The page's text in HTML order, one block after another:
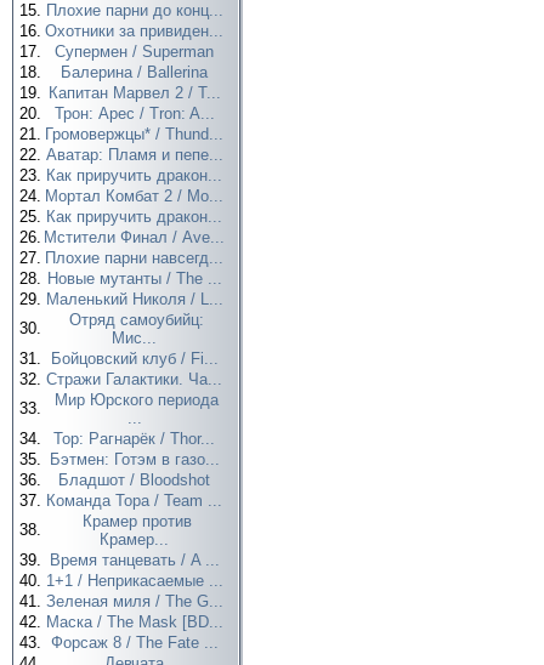
15. Плохие парни до конц...
16. Охотники за привиден...
17.
Супермен / Superman
18.
Балерина / Ballerina
19. Капитан Марвел 2 / T...
20.
Трон: Арес / Tron: A...
21. Громовержцы* / Thund...
22. Аватар: Пламя и пепе...
23. Как приручить дракон...
24. Мортал Комбат 2 / Mo...
25. Как приручить дракон...
26. Мстители Финал / Ave...
27. Плохие парни навсегд...
28. Новые мутанты / The ...
29. Маленький Николя / L...
30.
Отряд самоубийц:
Мис...
31.
Бойцовский клуб / Fi...
32. Стражи Галактики. Ча...
33.
Мир Юрского периода
...
34.
Тор: Рагнарёк / Thor...
35.
Бэтмен: Готэм в газо...
36.
Бладшот / Bloodshot
37. Команда Тора / Team ...
38.
Крамер против
Крамер...
39.
Время танцевать / A ...
40. 1+1 / Неприкасаемые ...
41. Зеленая миля / The G...
42. Маска / The Mask [BD...
43. Форсаж 8 / The Fate ...